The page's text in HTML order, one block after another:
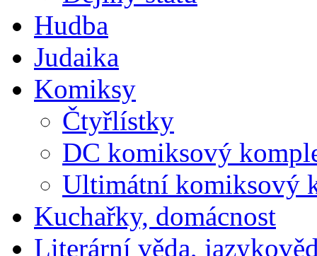
Hudba
Judaika
Komiksy
Čtyřlístky
DC komiksový
Ultimátní komiksový
Kuchařky, domácnost
Literární věda,